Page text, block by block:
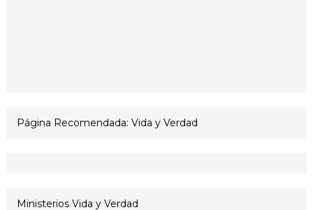
Página Recomendada: Vida y Verdad
Ministerios Vida y Verdad